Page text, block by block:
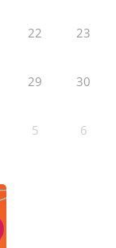
22 23
29 30
5 6